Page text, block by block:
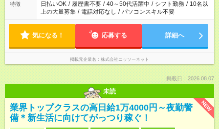
特徴 日払いOK / 履歴書不要 / 40～50代活躍中 / シフト勤務 / 10名以
上の大量募集 / 電話対応なし / パソコンスキル不要
気になる！ 応募する 詳細へ
掲載元企業名 株式会社ニッソーネット
掲載日：2026.08.07
未読
NEW
業界トップクラスの高日給1万4000円～夜勤警
備＊新生活に向けてがっつり稼ぐ！